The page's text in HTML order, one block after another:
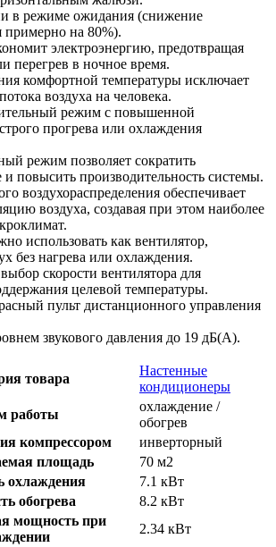
в режиме ожидания (снижение
примерно на 80%).
электроэнергию, предотвращая
перегрев в ночное время.
комфортной температуры исключает
воздуха на человека.
режим с повышенной
прогрева или охлаждения
режим позволяет сократить
и повысить производительность системы.
воздухораспределения обеспечивает
воздуха, создавая при этом наиболее
использовать как вентилятор,
без нагрева или охлаждения.
скорости вентилятора для
целевой температуры.
пульт дистанционного управления
звукового давления до 19 дБ(А).
товара
Настенные
кондиционеры
работы
охлаждение /
обогрев
компрессором
инверторный
площадь
70 м2
охлаждения
7.1 кВт
обогрева
8.2 кВт
мощность при
2.34 кВт